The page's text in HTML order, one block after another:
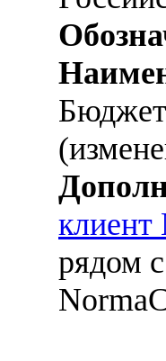
клиент
рядом